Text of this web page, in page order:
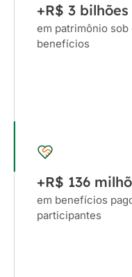
+R$ 3 bilhões
em patrimônio sob
benefícios
+R$ 136
em benefícios
participantes